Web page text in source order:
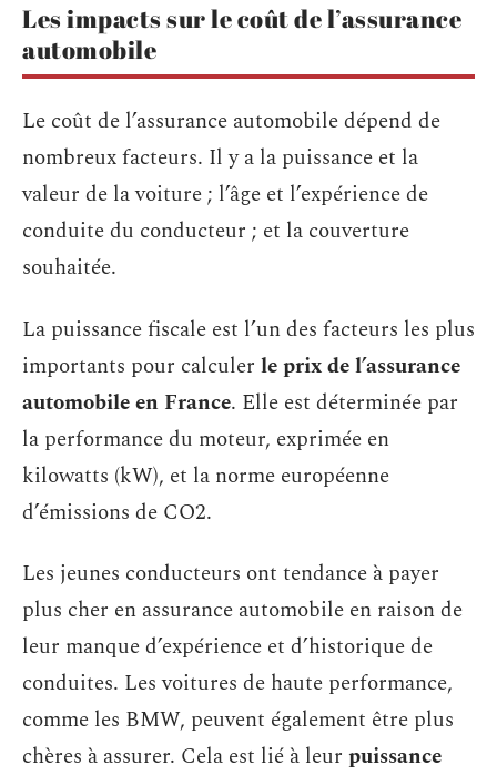
Les impacts sur le coût de l’assurance
automobile
Le coût de l’assurance automobile dépend de
nombreux facteurs. Il y a la puissance et la
valeur de la voiture ; l’âge et l’expérience de
conduite du conducteur ; et la couverture
souhaitée.
La puissance fiscale est l’un des facteurs les plus
importants pour calculer le prix de l’assurance
automobile en France. Elle est déterminée par
la performance du moteur, exprimée en
kilowatts (kW), et la norme européenne
d’émissions de CO2.
Les jeunes conducteurs ont tendance à payer
plus cher en assurance automobile en raison de
leur manque d’expérience et d’historique de
conduites. Les voitures de haute performance,
comme les BMW, peuvent également être plus
chères à assurer. Cela est lié à leur puissance